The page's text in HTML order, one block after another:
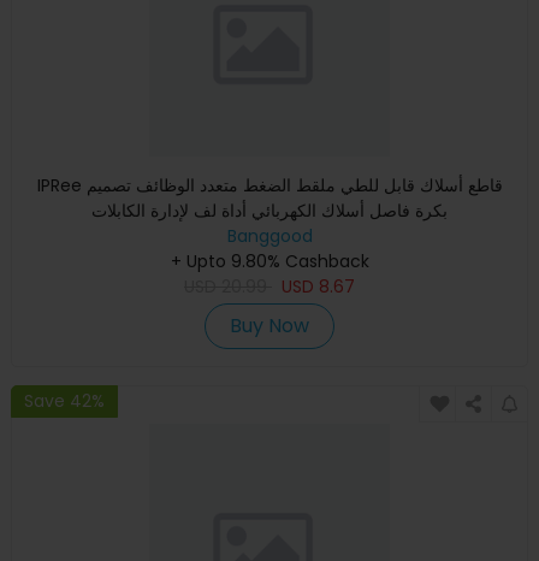
IPRee قاطع أسلاك قابل للطي ملقط الضغط متعدد الوظائف تصميم
بكرة فاصل أسلاك الكهربائي أداة لف لإدارة الكابلات
Banggood
+ Upto 9.80% Cashback
USD 8.67
Buy Now
Save 42%